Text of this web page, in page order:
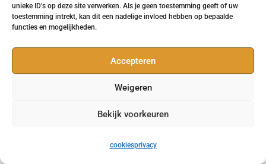
unieke ID's op deze site verwerken. Als je geen toestemming geeft of uw
toestemming intrekt, kan dit een nadelige invloed hebben op bepaalde
functies en mogelijkheden.
Accepteren
Weigeren
Bekijk voorkeuren
cookiesprivacy
Eetcafe de Basuin Leeuwarden Huizum West -